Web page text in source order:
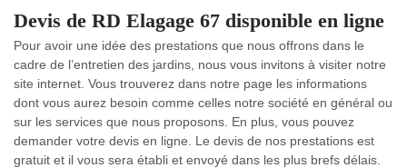
Devis de RD Elagage 67 disponible en ligne
Pour avoir une idée des prestations que nous offrons dans le
cadre de l’entretien des jardins, nous vous invitons à visiter notre
site internet. Vous trouverez dans notre page les informations
dont vous aurez besoin comme celles notre société en général ou
sur les services que nous proposons. En plus, vous pouvez
demander votre devis en ligne. Le devis de nos prestations est
gratuit et il vous sera établi et envoyé dans les plus brefs délais.